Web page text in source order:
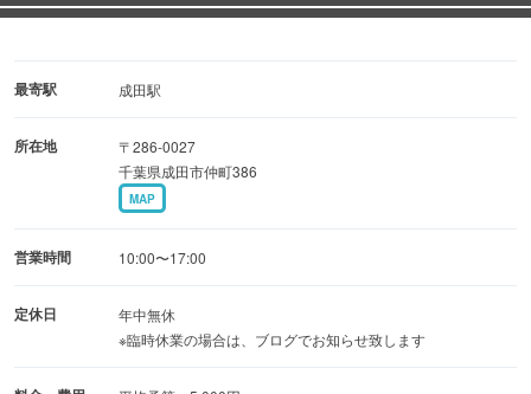
卸問屋をやっていた頃の伝統を受け継ぎ、新鮮な状態での
最寄駅 成田駅
所在地
〒286-0027
千葉県成田市仲町386
MAP
営業時間 10:00〜17:00
定休日
年中無休
※臨時休業の場合は、ブログでお知らせ致します